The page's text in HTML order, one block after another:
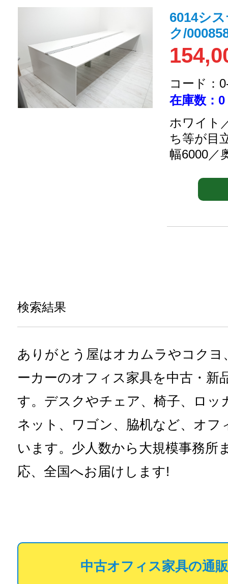
6014シ
ク/
コード：
在庫数：0
ホワイト
ち等が目
幅6000／
検索結果
ありがとう屋はオカムラやコク
ーカーのオフィス家具を中古・新
す。デスクやチェア、椅子、ロッ
ネット、ワゴン、脇机など、オフ
います。少人数から大規模事務所
応、全国へお届けします!
中古オフィス家具の通